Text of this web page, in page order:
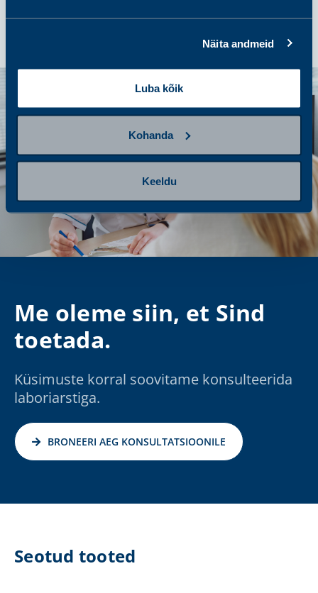
Näita andmeid
Luba kõik
Kohanda
Keeldu
Me oleme siin, et Sind
toetada.
Küsimuste korral soovitame konsulteerida
laboriarstiga.
BRONEERI AEG KONSULTATSIOONILE
Seotud tooted